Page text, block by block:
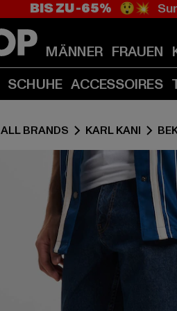
BIS ZU -65% 😲💥
MÄNNER FRAUEN
SCHUHE ACCESSOIRES
ALL BRANDS KARL KANI